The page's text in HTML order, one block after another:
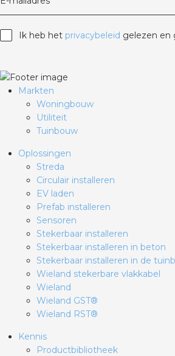
Ik heb het privacybeleid gelezen en
Markten
Woningbouw
Utiliteit
Tuinbouw
Oplossingen
Streda
Circulair installeren
EV laden
Prefab installeren
Sensoren
Stekerbaar installeren
Stekerbaar installeren in beton
Stekerbaar installeren in de
Wieland stekerbare vlakkabel
Wieland
Wieland GST®
Wieland RST®
Kennis
Productbibliotheek